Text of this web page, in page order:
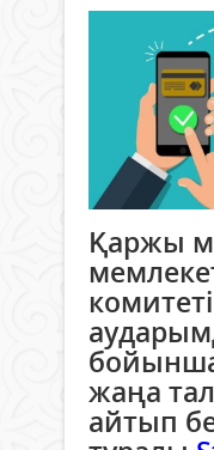
Қаржы
бойынша
жаңа
айтып